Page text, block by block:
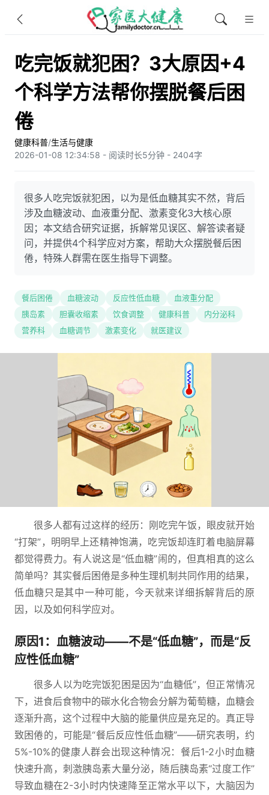
吃完饭就犯困？3大原因+4
个科学方法帮你摆脱餐后困
倦
健康科普/生活与健康
2026-01-08 12:34:58 - 阅读时长5分钟 - 2404字
很多人吃完饭就犯困，以为是低血糖其实不然，背后
涉及血糖波动、血液重分配、激素变化3大核心原
因；本文结合研究证据，拆解常见误区、解答读者疑
问，并提供4个科学应对方案，帮助大众摆脱餐后困
倦，特殊人群需在医生指导下调整。
餐后困倦 血糖波动 反应性低血糖
血液重分配
胰岛素
胆囊收缩素 饮食调整 健康科普
内分泌科
营养科
血糖调节 激素变化 就医建议
很多人都有过这样的经历：刚吃完午饭，眼皮就开始
“打架”，明明早上还精神饱满，吃完饭却连盯着电脑屏幕
都觉得费力。有人说这是“低血糖”闹的，但真相真的这么
简单吗？其实餐后困倦是多种生理机制共同作用的结果，
低血糖只是其中一种可能，今天就来详细拆解背后的原
因，以及如何科学应对。
原因1：血糖波动——不是“低血糖”，而是“反
应性低血糖”
很多人以为吃完饭犯困是因为“血糖低”，但正常情况
下，进食后食物中的碳水化合物会分解为葡萄糖，血糖会
逐渐升高，这个过程中大脑的能量供应是充足的。真正导
致困倦的，可能是“餐后反应性低血糖”——研究表明，约
5%-10%的健康人群会出现这种情况：餐后1-2小时血糖
快速升高，刺激胰岛素大量分泌，随后胰岛素“过度工作”
导致血糖在2-3小时内快速降至正常水平以下，大脑因为